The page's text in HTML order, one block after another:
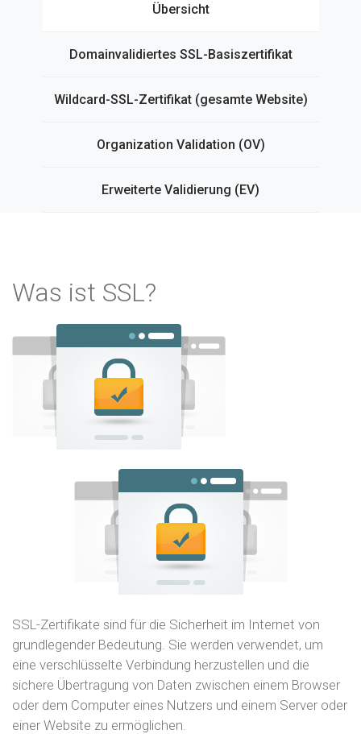
Übersicht
Domainvalidiertes SSL-Basiszertifikat
Wildcard-SSL-Zertifikat (gesamte Website)
Organization Validation (OV)
Erweiterte Validierung (EV)
Was ist SSL?
SSL-Zertifikate sind für die Sicherheit im Internet von
grundlegender Bedeutung. Sie werden verwendet, um
eine verschlüsselte Verbindung herzustellen und die
sichere Übertragung von Daten zwischen einem Browser
oder dem Computer eines Nutzers und einem Server oder
einer Website zu ermöglichen.